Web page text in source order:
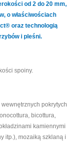
od 2 do 20 mm,
o właściwościach
oraz technologią
i pleśni.
spoiny.
pokrytych
bicottura,
kamiennymi
itp.), mozaiką szklaną i